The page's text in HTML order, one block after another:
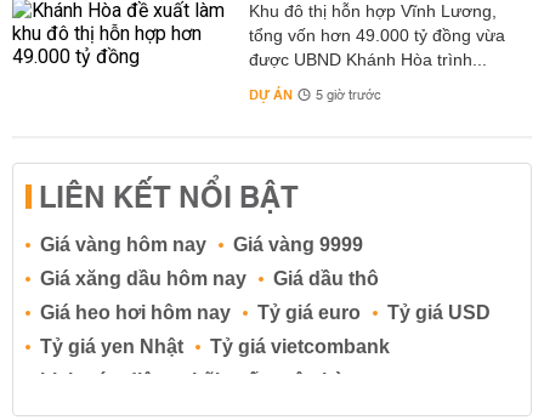
Khu đô thị hỗn hợp Vĩnh Lương,
tổng vốn hơn 49.000 tỷ đồng vừa
được UBND Khánh Hòa trình...
DỰ ÁN 5 giờ trước
LIÊN KẾT NỔI BẬT
Giá vàng hôm nay
Giá vàng 9999
Giá xăng dầu hôm nay
Giá dầu thô
Giá heo hơi hôm nay
Tỷ giá euro
Tỷ giá USD
Tỷ giá yen Nhật
Tỷ giá vietcombank
Lịch cúp điện
Lãi suất ngân hàng
Lãi suất tiết kiệm
Lãi suất tiền gửi